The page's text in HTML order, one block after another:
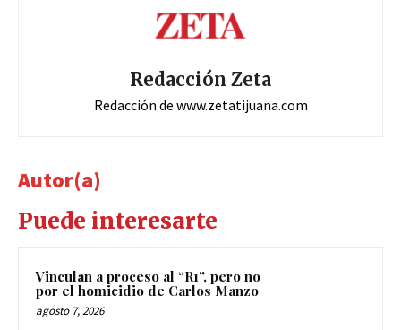
Redacción Zeta
Redacción de www.zetatijuana.com
Autor(a)
Puede interesarte
Vinculan a proceso al “R1”, pero no
por el homicidio de Carlos Manzo
agosto 7, 2026